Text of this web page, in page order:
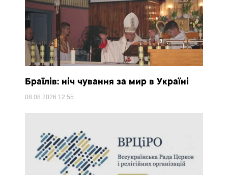
Браїлів: ніч чування за мир в Україні
08.08.2026 12:55